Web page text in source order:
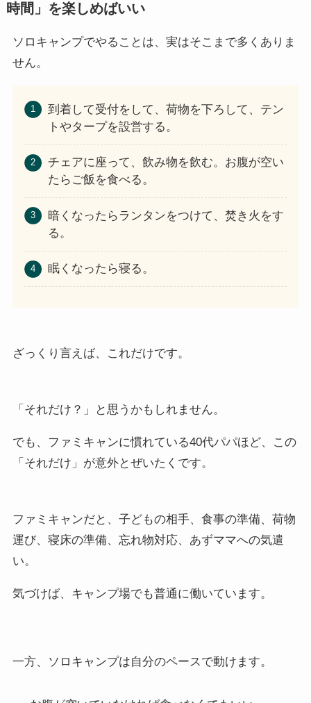
時間」を楽しめばいい
ソロキャンプでやることは、実はそこまで多くありま
せん。
到着して受付をして、荷物を下ろして、テン
トやタープを設営する。
チェアに座って、飲み物を飲む。お腹が空い
たらご飯を食べる。
暗くなったらランタンをつけて、焚き火をす
る。
眠くなったら寝る。
ざっくり言えば、これだけです。
「それだけ？」と思うかもしれません。
でも、ファミキャンに慣れている40代パパほど、この
「それだけ」が意外とぜいたくです。
ファミキャンだと、子どもの相手、食事の準備、荷物
運び、寝床の準備、忘れ物対応、あずママへの気遣
い。
気づけば、キャンプ場でも普通に働いています。
一方、ソロキャンプは自分のペースで動けます。